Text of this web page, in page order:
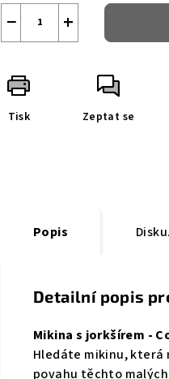
+
−
Tisk Zeptat se
Popis
Detailní popis
Mikina s jorkšírem -
Hledáte mikinu, která
povahu těchto